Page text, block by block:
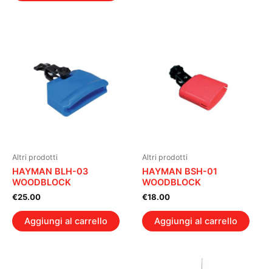
Altri prodotti
HAYMAN BLH-03
WOODBLOCK
€25.00
Aggiungi al carrello
Altri prodotti
HAYMAN BSH-01
WOODBLOCK
€18.00
Aggiungi al carrello